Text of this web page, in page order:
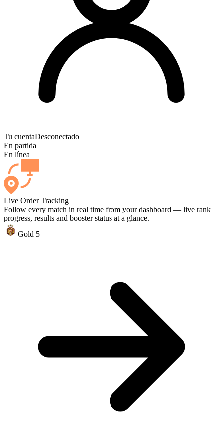
Tu cuentaDesconectado
En partida
En línea
Live Order Tracking
Follow every match in real time from your dashboard — live rank
progress, results and booster status at a glance.
Gold 5